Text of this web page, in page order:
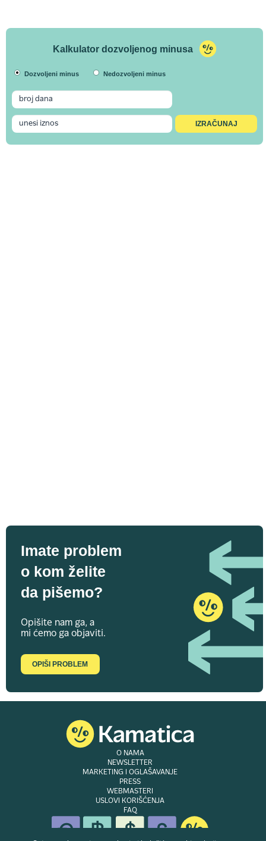
Kalkulator dozvoljenog minusa
Dozvoljeni minus Nedozvoljeni minus
Imate problem
o kom želite
da pišemo?
Opišite nam ga, a
mi ćemo ga objaviti.
OPIŠI PROBLEM
O NAMA
NEWSLETTER
MARKETING I OGLAŠAVANJE
PRESS
WEBMASTERI
USLOVI KORIŠĆENJA
FAQ